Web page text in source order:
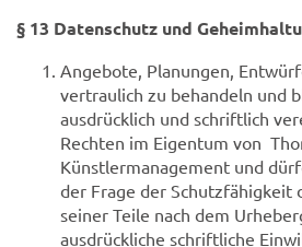
§ 13 Datenschutz und
Angebote, Planungen,
vertraulich zu behandeln und
ausdrücklich und schriftlich
Rechten im Eigentum von
Künstlermanagement und
der Frage der Schutzfähigkeit
seiner Teile nach dem
ausdrückliche schriftliche